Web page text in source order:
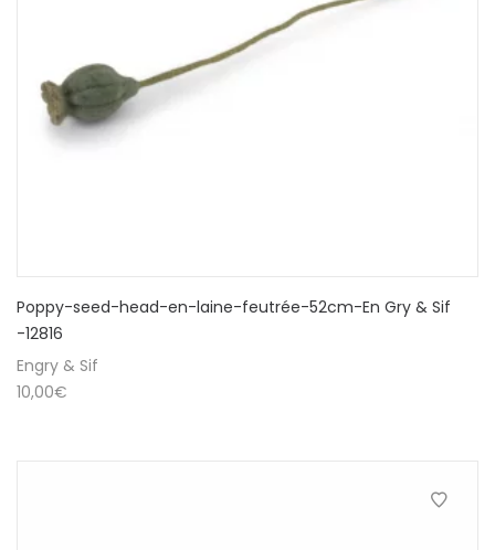
Poppy-seed-head-en-laine-feutrée-52cm-En Gry & Sif
-12816
Engry & Sif
10,00€